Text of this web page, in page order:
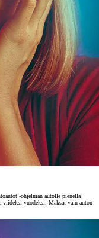
-ohjelman autolle pienellä
viideksi vuodeksi. Maksat vain auton